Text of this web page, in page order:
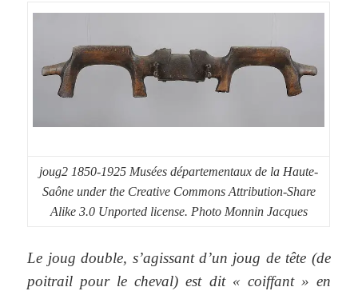
joug2 1850-1925 Musées départementaux de la Haute-
Saône under the Creative Commons Attribution-Share
Alike 3.0 Unported license. Photo Monnin Jacques
Le joug double, s’agissant d’un joug de tête (de
poitrail pour le cheval) est dit « coiffant » en